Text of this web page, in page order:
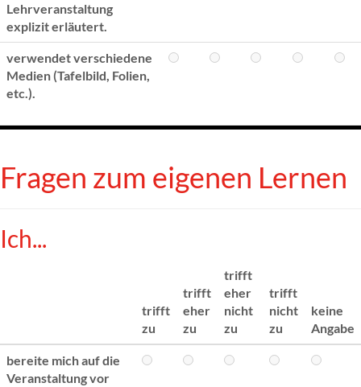
Lehrveranstaltung
explizit erläutert.
verwendet verschiedene
Medien (Tafelbild, Folien,
etc.).
Fragen zum eigenen Lernen
Ich...
trifft
zu
trifft
eher
zu
trifft
eher
nicht
zu
trifft
nicht
zu
keine
Angabe
bereite mich auf die
Veranstaltung vor